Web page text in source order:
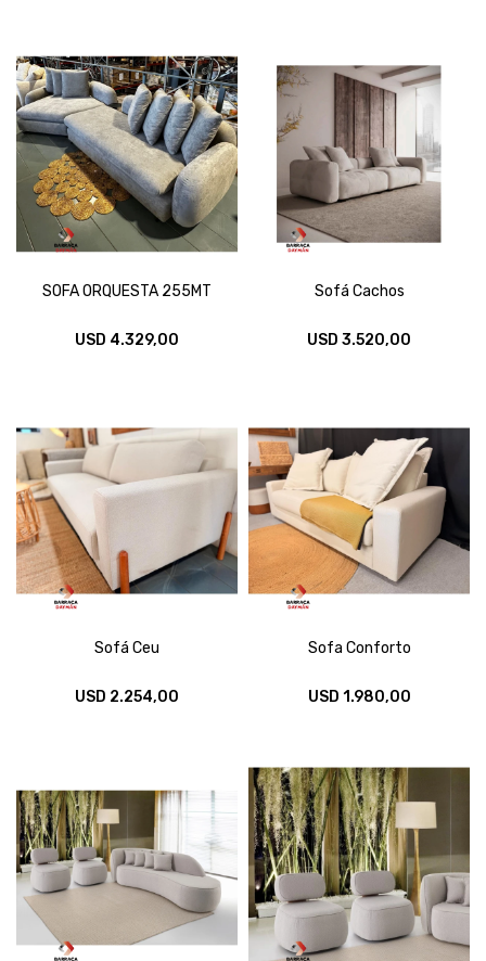
SOFA ORQUESTA 255MT
USD 4.329,00
Sofá Cachos
USD 3.520,00
Sofá Ceu
USD 2.254,00
Sofa Conforto
USD 1.980,00